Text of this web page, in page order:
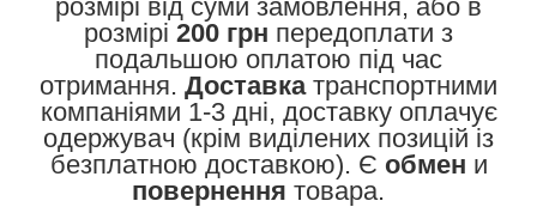
розмірі від суми замовлення, або в
розмірі 200 грн передоплати з
подальшою оплатою під час
отримання. Доставкатранспортними
компаніями 1-3 дні, доставку оплачує
одержувач (крім виділених позицій із
безплатною доставкою). Є обмен и
повернення товара.